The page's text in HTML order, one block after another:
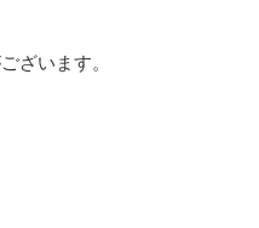
ざいます。